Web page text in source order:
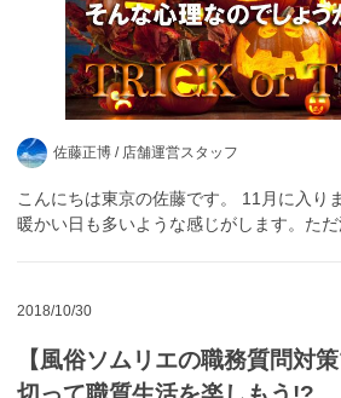
佐藤正博 / 店舗運営スタッフ
こんにちは東京の佐藤です。 11月に入り
暖かい日も多いような感じがします。た
2018/10/30
【風俗ソムリエの職務質問対